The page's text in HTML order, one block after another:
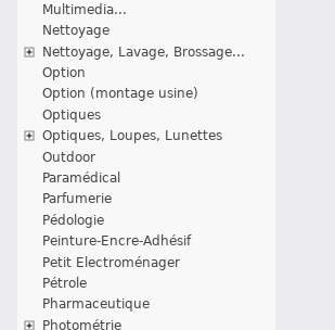
Multimedia...
Nettoyage
Nettoyage, Lavage, Brossage...
Option
Option (montage usine)
Optiques
Optiques, Loupes, Lunettes
Outdoor
Paramédical
Parfumerie
Pédologie
Peinture-Encre-Adhésif
Petit Electroménager
Pétrole
Pharmaceutique
Photométrie